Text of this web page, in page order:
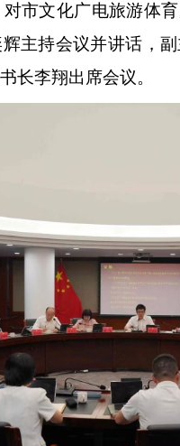
市文化广电旅游体
主持会议并讲话，
长李翔出席会议。